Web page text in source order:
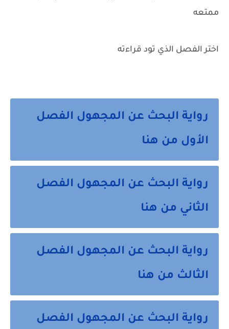
ممتعه
اختر الفصل الذي تود قراءته
رواية البحث عن المجهول الفصل
الأول من هنا
رواية البحث عن المجهول الفصل
الثاني من هنا
رواية البحث عن المجهول الفصل
الثالث من هنا
رواية البحث عن المجهول الفصل